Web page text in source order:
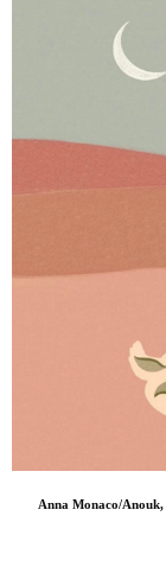
Anna Monaco/Anouk,